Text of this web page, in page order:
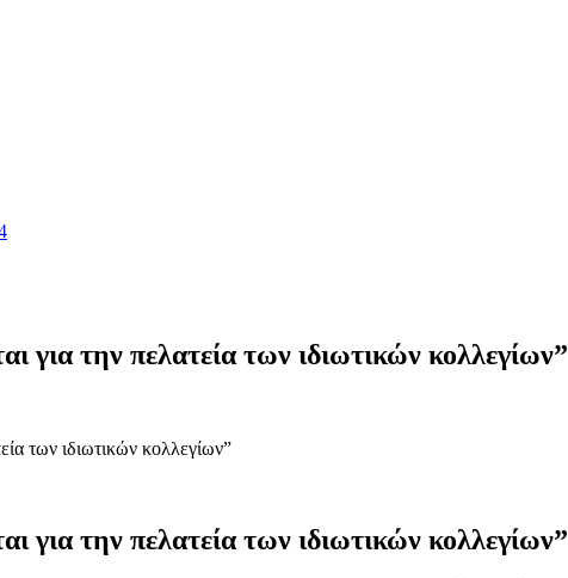
την πελατεία των ιδιωτικών κολλεγίων”
των ιδιωτικών κολλεγίων”
την πελατεία των ιδιωτικών κολλεγίων”